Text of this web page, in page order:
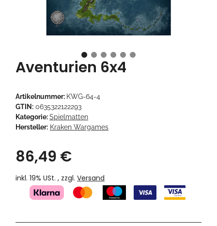
Aventurien 6x4
Artikelnummer: KWG-64-4
GTIN: 0635322122293
Kategorie:Spielmatten
Hersteller: Kraken Wargames
86,49 €
inkl. 19% USt. , zzgl. Versand